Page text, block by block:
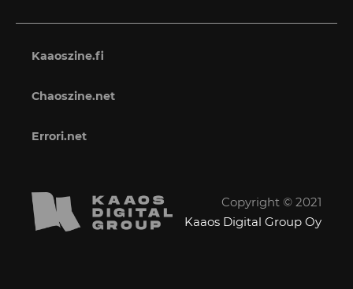
Kaaoszine.fi
Chaoszine.net
Errori.net
Copyright © 2021
Kaaos Digital Group Oy